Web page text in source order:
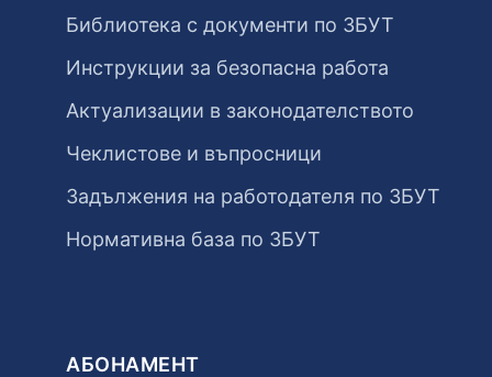
Библиотека с документи по ЗБУТ
Инструкции за безопасна работа
Актуализации в законодателството
Чеклистове и въпросници
Задължения на работодателя по ЗБУТ
Нормативна база по ЗБУТ
АБОНАМЕНТ